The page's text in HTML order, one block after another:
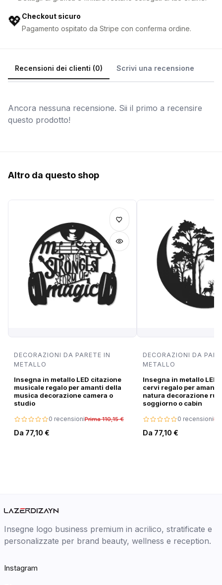
💖 Checkout sicuro
Pagamento ospitato da Stripe con conferma ordine.
Recensioni dei clienti (0) Scrivi una recensione
Ancora nessuna recensione. Sii il primo a recensire
questo prodotto!
Altro da questo shop
DECORAZIONI DA PARETE IN
METALLO
Insegna in metallo LED citazione
musicale regalo per amanti della
musica decorazione camera o
studio
0 recensioniPrima 110,15 €
Da 77,10 €
DECORAZIONI DA
METALLO
Insegna in metallo LED
cervi regalo per amanti
natura decorazione
soggiorno o cabin
0 recensioni
Da 77,10 €
Insegne logo business premium in acrilico, stratificate e
personalizzate per brand beauty, wellness e reception.
Instagram